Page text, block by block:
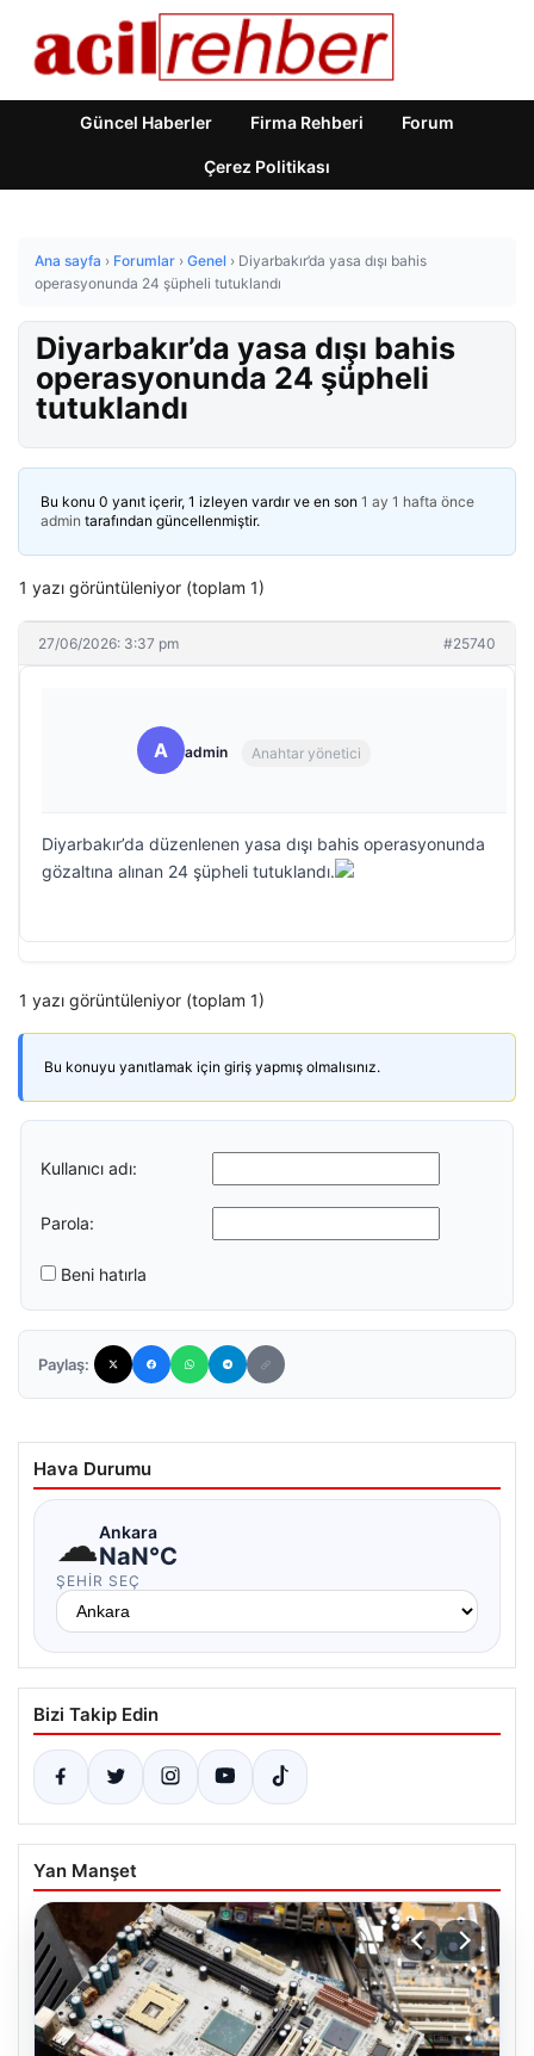
Güncel Haberler Firma Rehberi Forum
Çerez Politikası
Ana sayfa › Forumlar › Genel › Diyarbakır’da yasa dışı bahis
operasyonunda 24 şüpheli tutuklandı
Diyarbakır’da yasa dışı bahis
operasyonunda 24 şüpheli
tutuklandı
Bu konu 0 yanıt içerir, 1 izleyen vardır ve en son 1 ay 1 hafta önce
admin tarafından güncellenmiştir.
1 yazı görüntüleniyor (toplam 1)
27/06/2026: 3:37 pm #25740
A admin Anahtar yönetici
Diyarbakır’da düzenlenen yasa dışı bahis operasyonunda
gözaltına alınan 24 şüpheli tutuklandı.
1 yazı görüntüleniyor (toplam 1)
Bu konuyu yanıtlamak için giriş yapmış olmalısınız.
Kullanıcı adı:
Parola:
Beni hatırla
Paylaş:
Hava Durumu
☁Ankara
NaN°C
ŞEHIR SEÇ
Bizi Takip Edin
Yan Manşet